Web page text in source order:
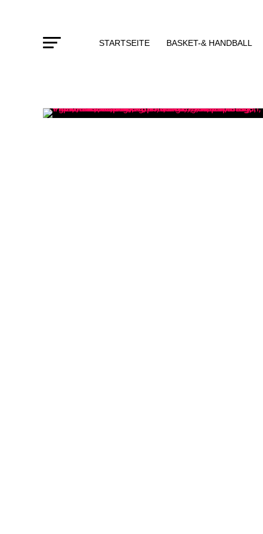
STARTSEITE BASKET-& HANDBALL